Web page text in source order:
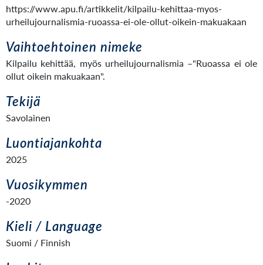
https://www.apu.fi/artikkelit/kilpailu-kehittaa-myos-
urheilujournalismia-ruoassa-ei-ole-ollut-oikein-makuakaan
Vaihtoehtoinen nimeke
Kilpailu kehittää, myös urheilujournalismia –"Ruoassa ei ole
ollut oikein makuakaan".
Tekijä
Savolainen
Luontiajankohta
2025
Vuosikymmen
-2020
Kieli / Language
Suomi / Finnish